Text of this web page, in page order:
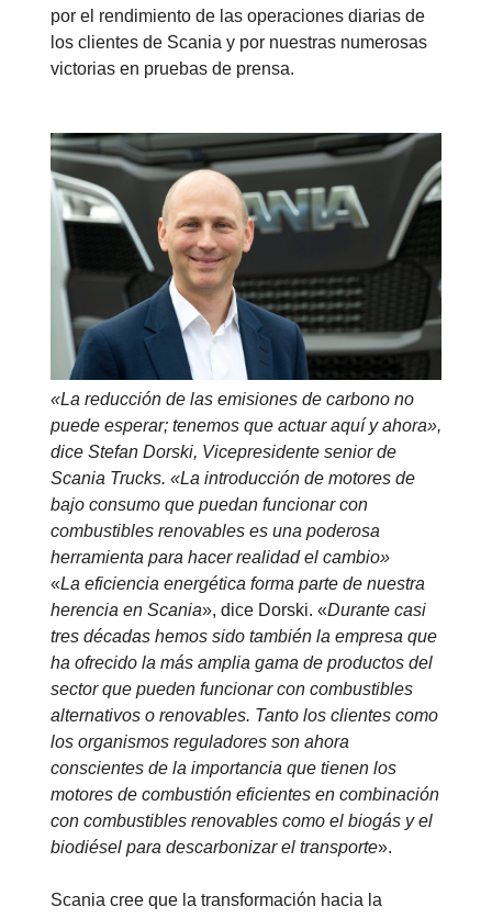
por el rendimiento de las operaciones diarias de
los clientes de Scania y por nuestras numerosas
victorias en pruebas de prensa.
«La reducción de las emisiones de carbono no
puede esperar; tenemos que actuar aquí y ahora»,
dice Stefan Dorski, Vicepresidente senior de
Scania Trucks. «La introducción de motores de
bajo consumo que puedan funcionar con
combustibles renovables es una poderosa
herramienta para hacer realidad el cambio»
«La eficiencia energética forma parte de nuestra
herencia en Scania», dice Dorski. «Durante casi
tres décadas hemos sido también la empresa que
ha ofrecido la más amplia gama de productos del
sector que pueden funcionar con combustibles
alternativos o renovables. Tanto los clientes como
los organismos reguladores son ahora
conscientes de la importancia que tienen los
motores de combustión eficientes en combinación
con combustibles renovables como el biogás y el
biodiésel para descarbonizar el transporte».
Scania cree que la transformación hacia la